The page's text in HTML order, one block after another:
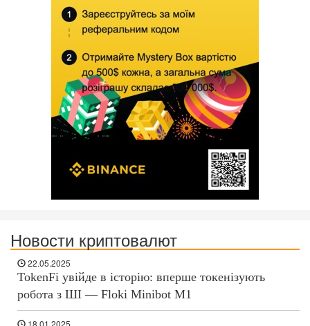
Новости криптовалют
22.05.2025
TokenFi увійде в історію: вперше токенізують
робота з ШІ — Floki Minibot M1